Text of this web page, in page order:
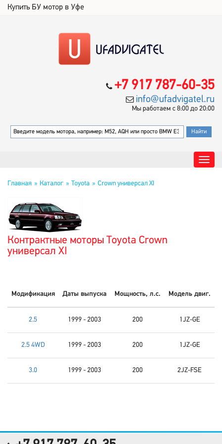
Купить БУ мотор в Уфе
+7 917 787-60-35
info@ufadvigatel.ru
Мы работаем с 8:00 до 20:00
Главная Каталог Toyota Crown универсал XI
Контрактные моторы Toyota Crown
универсал XI
Модификация Даты выпуска Мощность, л.с. Модель двиг.
2.5 1999 - 2003 200 1JZ-GE
2.5 4WD 1999 - 2003 200 1JZ-GE
3.0 1999 - 2003 200 2JZ-FSE